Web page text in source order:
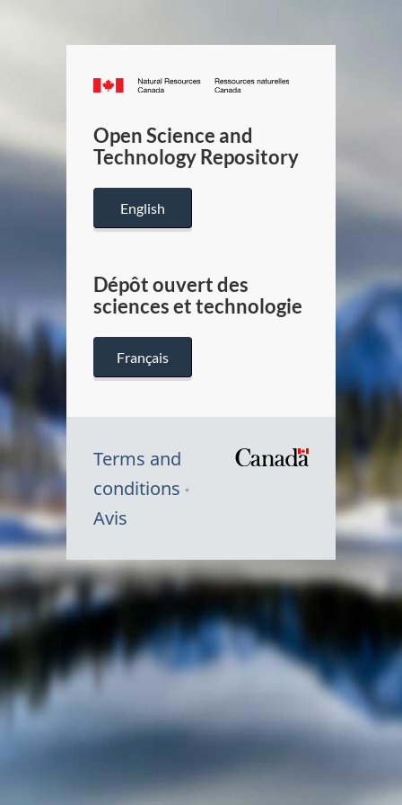
Canada.ca
/
Canada
Open Science and
Technology Repository
English
Dépôt ouvert des
sciences et technologie
Français
Terms and
conditions
Avis
Symbole
du
Canada